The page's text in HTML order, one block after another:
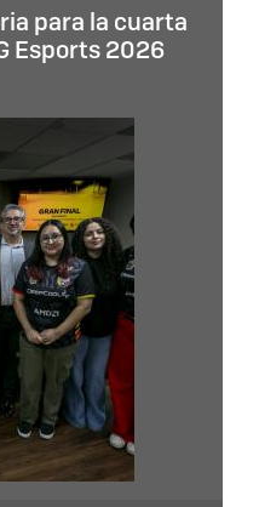
para la cuarta
Esports 2026